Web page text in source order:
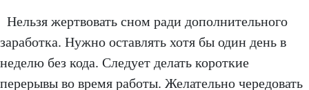
Нельзя жертвовать сном ради дополнительного
заработка. Нужно оставлять хотя бы один день в
неделю без кода. Следует делать короткие
перерывы во время работы. Желательно чередовать